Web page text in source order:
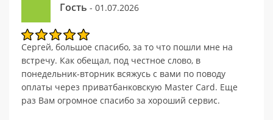
Гость - 01.07.2026
Сергей, большое спасибо, за то что пошли мне на
встречу. Как обещал, под честное слово, в
понедельник-вторник всяжусь с вами по поводу
оплаты через приватбанковскую Master Card. Еще
раз Вам огромное спасибо за хороший сервис.